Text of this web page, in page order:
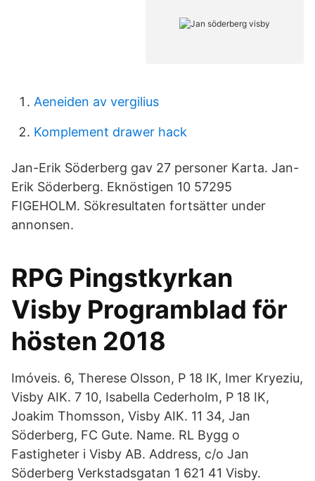
Aeneiden av vergilius
Komplement drawer hack
Jan-Erik Söderberg gav 27 personer Karta. Jan-
Erik Söderberg. Eknöstigen 10 57295
FIGEHOLM. Sökresultaten fortsätter under
annonsen.
RPG Pingstkyrkan
Visby Programblad för
hösten 2018
Imóveis. 6, Therese Olsson, P 18 IK, Imer Kryeziu,
Visby AIK. 7 10, Isabella Cederholm, P 18 IK,
Joakim Thomsson, Visby AIK. 11 34, Jan
Söderberg, FC Gute. Name. RL Bygg o
Fastigheter i Visby AB. Address, c/o Jan
Söderberg Verkstadsgatan 1 621 41 Visby.